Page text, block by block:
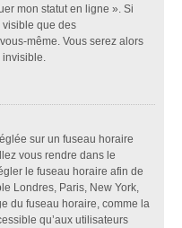
mon statut en ligne ». Si
visible que des
même. Vous serez alors
sur un fuseau horaire
vous rendre dans le
le fuseau horaire afin de
Londres, Paris, New York,
du fuseau horaire, comme la
qu’aux utilisateurs